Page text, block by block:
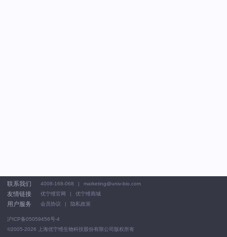
联系我们 4008-168-068 marketing@univ-bio.com
友情链接 优宁维官网 优宁维商城
用户服务 会员协议 隐私政策
沪ICP备05059456号-4
©2005-2026 上海优宁维生物科技股份有限公司版权所有